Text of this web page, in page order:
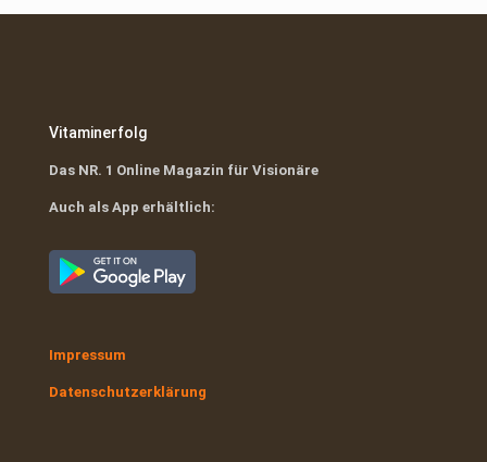
€79,00€0,00.
€9,99€0,00.
Vitaminerfolg
Das NR. 1 Online Magazin für Visionäre
Auch als App erhältlich:
Impressum
Datenschutzerklärung